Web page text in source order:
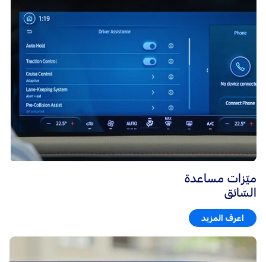
ميّزات مساعدة
السّائق
اعرف المزيد